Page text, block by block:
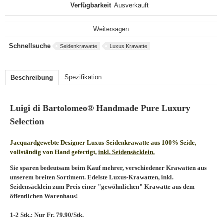
Verfügbarkeit Ausverkauft
Weitersagen
Schnellsuche Seidenkrawatte Luxus Krawatte
Beschreibung Spezifikation
Luigi di Bartolomeo® Handmade Pure Luxury
Selection
Jacquardgewebte Designer Luxus-Seidenkrawatte aus 100% Seide,
vollständig von Hand gefertigt, inkl. Seidensäcklein.
Sie sparen bedeutsam beim Kauf mehrer, verschiedener Krawatten aus
unserem breiten Sortiment. Edelste Luxus-Krawatten, inkl.
Seidensäcklein zum Preis einer "gewöhnlichen" Krawatte aus dem
öffentlichen Warenhaus!
1-2 Stk.: Nur Fr. 79.90/Stk.